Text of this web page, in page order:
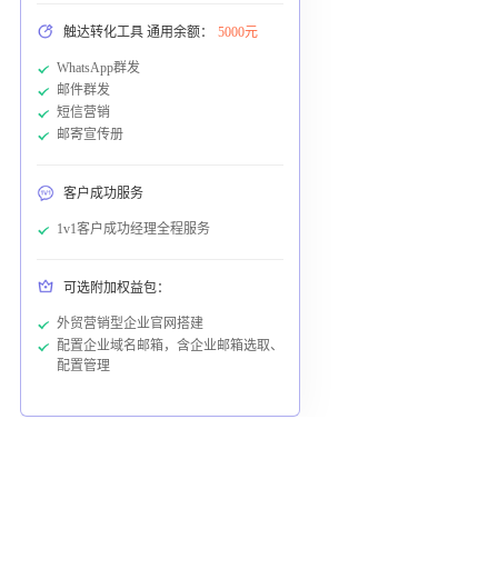
触达转化工具 通用余额： 5000元
WhatsApp群发
邮件群发
短信营销
邮寄宣传册
客户成功服务
1v1客户成功经理全程服务
可选附加权益包：
外贸营销型企业官网搭建
配置企业域名邮箱，含企业邮箱选取、
配置管理